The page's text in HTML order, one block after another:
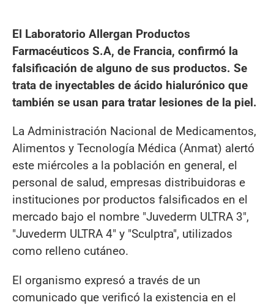
El Laboratorio Allergan Productos
Farmacéuticos S.A, de Francia, confirmó la
falsificación de alguno de sus productos. Se
trata de inyectables de ácido hialurónico que
también se usan para tratar lesiones de la piel.
La Administración Nacional de Medicamentos,
Alimentos y Tecnología Médica (Anmat) alertó
este miércoles a la población en general, el
personal de salud, empresas distribuidoras e
instituciones por productos falsificados en el
mercado bajo el nombre "Juvederm ULTRA 3",
"Juvederm ULTRA 4" y "Sculptra", utilizados
como relleno cutáneo.
El organismo expresó a través de un
comunicado que verificó la existencia en el